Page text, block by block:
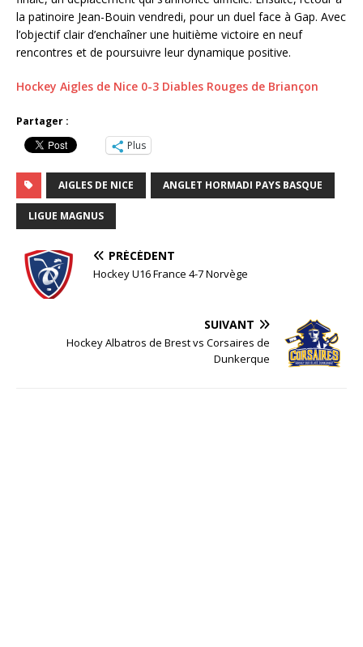
la patinoire Jean-Bouin vendredi, pour un duel face à Gap. Avec
l’objectif clair d’enchaîner une huitième victoire en neuf
rencontres et de poursuivre leur dynamique positive.
Hockey Aigles de Nice 0-3 Diables Rouges de Briançon
Partager :
Plus
AIGLES DE NICE ANGLET HORMADI PAYS BASQUE
LIGUE MAGNUS
PRÉCÉDENT
Hockey U16 France 4-7 Norvège
SUIVANT
Hockey Albatros de Brest vs Corsaires de
Dunkerque